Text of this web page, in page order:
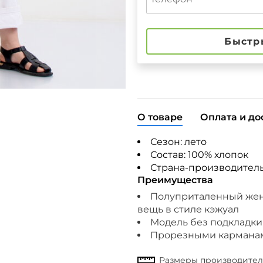
О товаре Оплата и
Сезон: лето
Состав: 100% хлопок
Страна-
Преимущества
Полуприталенный
вещь в стиле кэжуал
Модель без подкладки
Прорезными